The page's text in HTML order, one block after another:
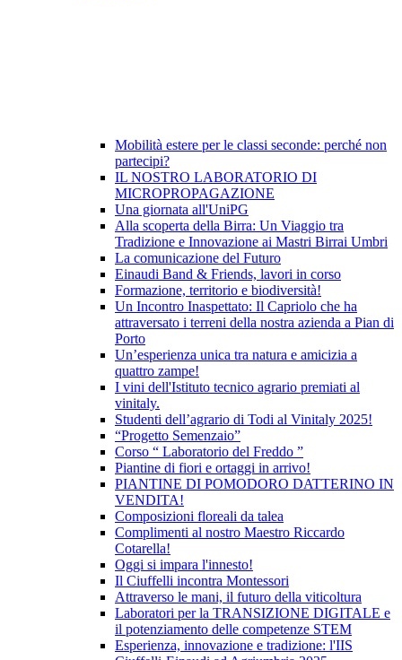
Mobilità estere per le classi seconde: perché non
partecipi?
IL NOSTRO LABORATORIO DI
MICROPROPAGAZIONE
Una giornata all'UniPG
Alla scoperta della Birra: Un Viaggio tra
Tradizione e Innovazione ai Mastri Birrai Umbri
La comunicazione del Futuro
Einaudi Band & Friends, lavori in corso
Formazione, territorio e biodiversità!
Un Incontro Inaspettato: Il Capriolo che ha
attraversato i terreni della nostra azienda a Pian di
Porto
Un’esperienza unica tra natura e amicizia a
quattro zampe!
I vini dell'Istituto tecnico agrario premiati al
vinitaly.
Studenti dell’agrario di Todi al Vinitaly 2025!
“Progetto Semenzaio”
Corso “ Laboratorio del Freddo ”
Piantine di fiori e ortaggi in arrivo!
PIANTINE DI POMODORO DATTERINO IN
VENDITA!
Composizioni floreali da talea
Complimenti al nostro Maestro Riccardo
Cotarella!
Oggi si impara l'innesto!
Il Ciuffelli incontra Montessori
Attraverso le mani, il futuro della viticoltura
Laboratori per la TRANSIZIONE DIGITALE e
il potenziamento delle competenze STEM
Esperienza, innovazione e tradizione: l'IIS